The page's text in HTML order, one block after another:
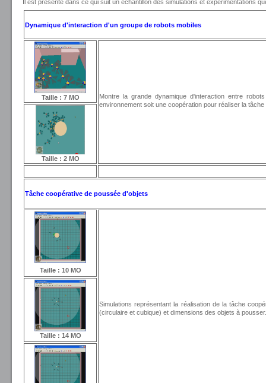
Il est présenté dans ce qui suit un échantillon des simulations et expérimentations
Dynamique d'interaction d'un groupe de robots mobiles
Taille : 7 MO
Montre la grande dynamique d'interaction entre
environnement soit une coopération pour réaliser la
Taille : 2 MO
Tâche coopérative de poussée d'objets
Taille : 10 MO
Simulations représentant la réalisation de la tâche
(circulaire et cubique) et dimensions des objets à pousser.
Taille : 14 MO